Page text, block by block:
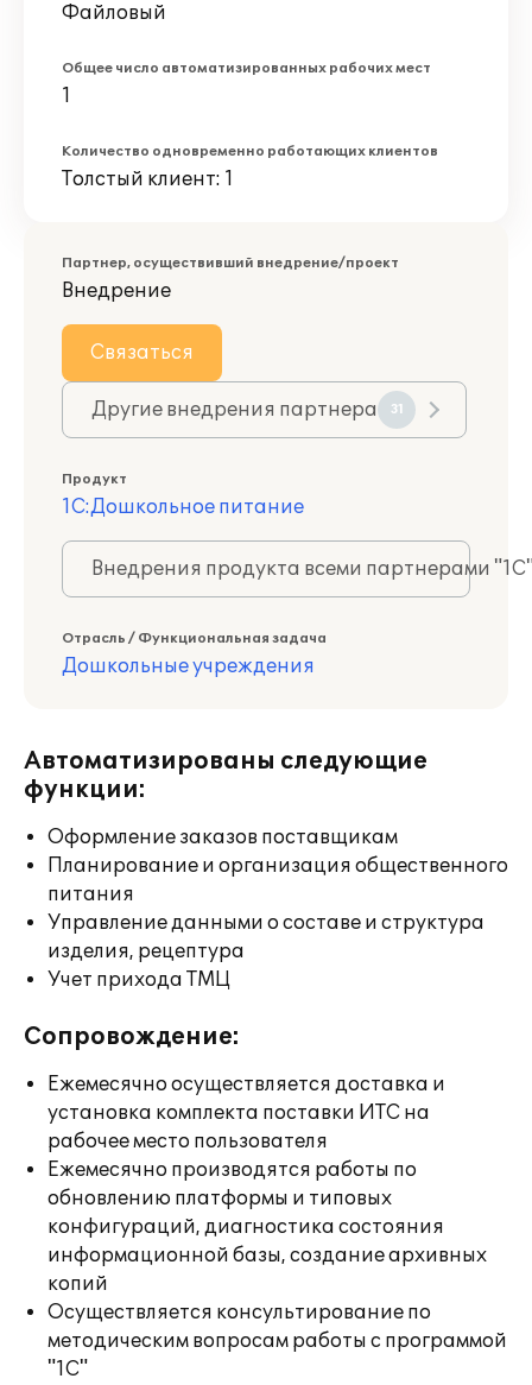
Файловый
Общее число автоматизированных рабочих мест
1
Количество одновременно работающих клиентов
Толстый клиент: 1
Партнер, осуществивший внедрение/проект
Внедрение
Связаться
Другие внедрения партнера 31
Продукт
1С:Дошкольное питание
Внедрения продукта всеми партнерами
Отрасль / Функциональная задача
Дошкольные учреждения
Автоматизированы следующие
функции:
Оформление заказов поставщикам
Планирование и организация общественного
питания
Управление данными о составе и структура
изделия, рецептура
Учет прихода ТМЦ
Сопровождение:
Ежемесячно осуществляется доставка и
установка комплекта поставки ИТС на
рабочее место пользователя
Ежемесячно производятся работы по
обновлению платформы и типовых
конфигураций, диагностика состояния
информационной базы, создание архивных
копий
Осуществляется консультирование по
методическим вопросам работы с программой
"1С"